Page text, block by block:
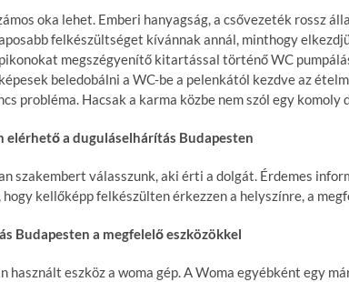
oka lehet. Emberi hanyagság, a csővezeték rossz
felkészültséget kívánnak annál, minthogy
megszégyenítő kitartással történő WC
beledobálni a WC-be a pelenkától kezdve az
probléma. Hacsak a karma közbe nem szól egy komoly
elérhető a duguláselhárítás Budapesten
szakembert válasszunk, aki érti a dolgát. Érdemes
kellőképp felkészülten érkezzen a helyszínre, a
Budapesten a megfelelő eszközökkel
használt eszköz a woma gép. A Woma egyébként egy